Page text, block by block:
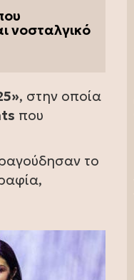
νοσταλγικό
, στην οποία
που
το